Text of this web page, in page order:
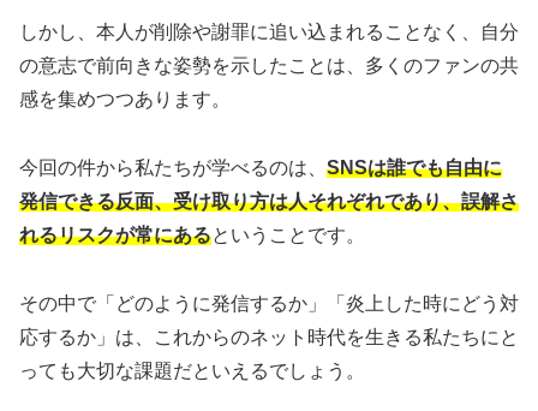
しかし、本人が削除や謝罪に追い込まれることなく、自分
の意志で前向きな姿勢を示したことは、多くのファンの共
感を集めつつあります。
今回の件から私たちが学べるのは、 SNSは誰でも自由に
発信できる反面、受け取り方は人それぞれであり、誤解さ
れるリスクが常にあるということです。
その中で「どのように発信するか」「炎上した時にどう対
応するか」は、これからのネット時代を生きる私たちにと
っても大切な課題だといえるでしょう。